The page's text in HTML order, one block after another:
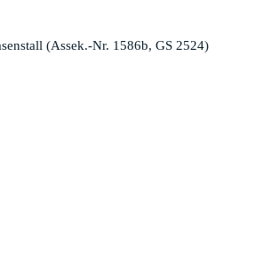
(Assek.-Nr. 1586b, GS 2524)